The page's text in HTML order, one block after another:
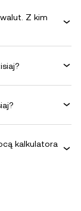
Z kim
kalkulatora